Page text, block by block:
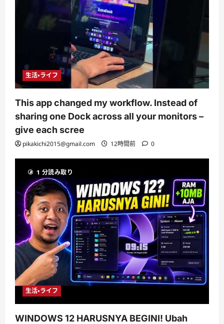
生活・ライフ
This app changed my workflow. Instead of
sharing one Dock across all your monitors –
give each scree
pikakichi2015@gmail.com 12時間前 0
1 分読み取り
生活・ライフ
WINDOWS 12 HARUSNYA BEGINI! Ubah